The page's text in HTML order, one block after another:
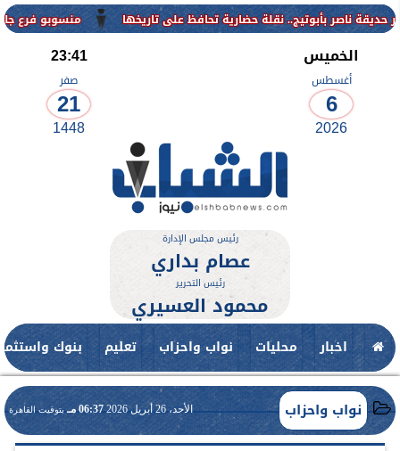
منسوبو فرع جامعة الأزهر
الخميس
أغسطس
6
2026
23:41
صفر
21
1448
رئيس مجلس الإدارة
عصام بداري
رئيس التحرير
محمود العسيري
اخبار محليات نواب واحزاب تعليم بنوك
نواب واحزاب الأحد، 26 أبريل 2026 06:37 مـ بتوقيت القاهرة